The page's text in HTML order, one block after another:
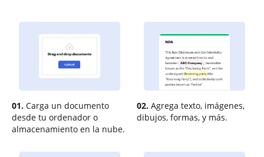
01. Carga un documento
desde tu ordenador o
almacenamiento en la nube.
02. Agrega texto, imágenes,
dibujos, formas, y más.